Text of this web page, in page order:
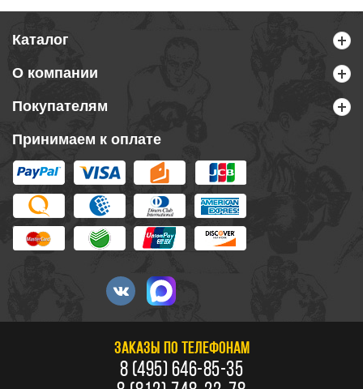
Каталог
О компании
Покупателям
Принимаем к оплате
ЗАКАЗЫ ПО ТЕЛЕФОНАМ
8 (495) 646-85-35